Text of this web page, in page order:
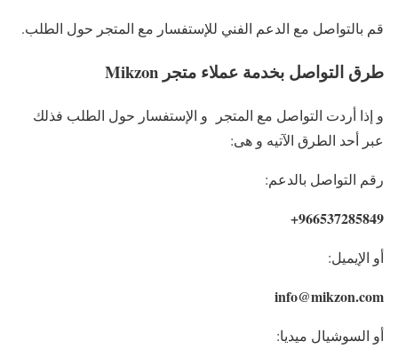
قم بالتواصل مع الدعم الفني للإستفسار مع المتجر حول الطلب.
طرق التواصل بخدمة عملاء متجر Mikzon
و إذا أردت التواصل مع المتجر و الإستفسار حول الطلب فذلك
عبر أحد الطرق الآتيه و هى:
رقم التواصل بالدعم:
966537285849+
أو الإيميل:
info@mikzon.com
أو السوشيال ميديا: